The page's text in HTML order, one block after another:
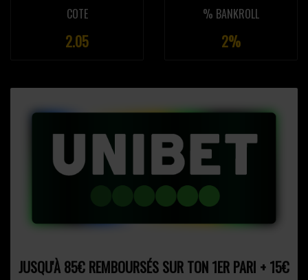
COTE
2.05
% BANKROLL
2%
JUSQU'À 85€ REMBOURSÉS SUR TON 1ER PARI + 15€